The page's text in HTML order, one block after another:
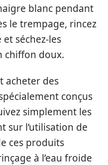
blanc pendant
le trempage, rincez
séchez-les
chiffon doux.
acheter des
conçus
simplement les
sur l’utilisation de
ces produits
à l’eau froide